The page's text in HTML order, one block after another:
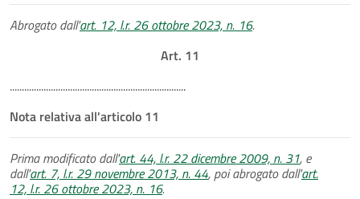
Abrogato dall'art. 12, l.r. 26 ottobre 2023, n. 16.
Art. 11
.........................................................................
Nota relativa all'articolo 11
Prima modificato dall'art. 44, l.r. 22 dicembre 2009, n. 31, e
dall'art. 7, l.r. 29 novembre 2013, n. 44, poi abrogato dall'art.
12, l.r. 26 ottobre 2023, n. 16.